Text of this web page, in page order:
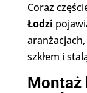
Coraz
Łodzi
szkłem i
Montaż